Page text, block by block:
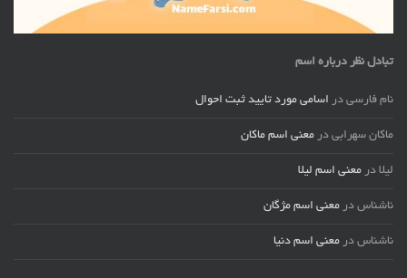
تبادل نظر درباره اسم
نام فارسی در اسامی مورد تایید ثبت احوال
ماکان سهرابی در معنی اسم ماکان
لیلا در معنی اسم لیلا
ناشناس در معنی اسم مژگان
ناشناس در معنی اسم دنیا